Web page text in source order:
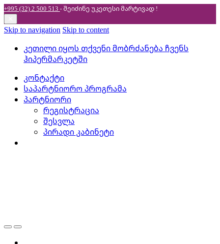
+995 (32) 2 500 513 - შეიძინე უკეთესიმარტივად !
Skip to navigation Skip to content
კეთილი იყოს თქვენი მობრძანება ჩვენს
ჰიპერმარკეტში
კონტაქტი
საპარტნიორო პროგრამა
პარტნიორი
რეგისტრაცია
შესვლა
პირადი კაბინეტი